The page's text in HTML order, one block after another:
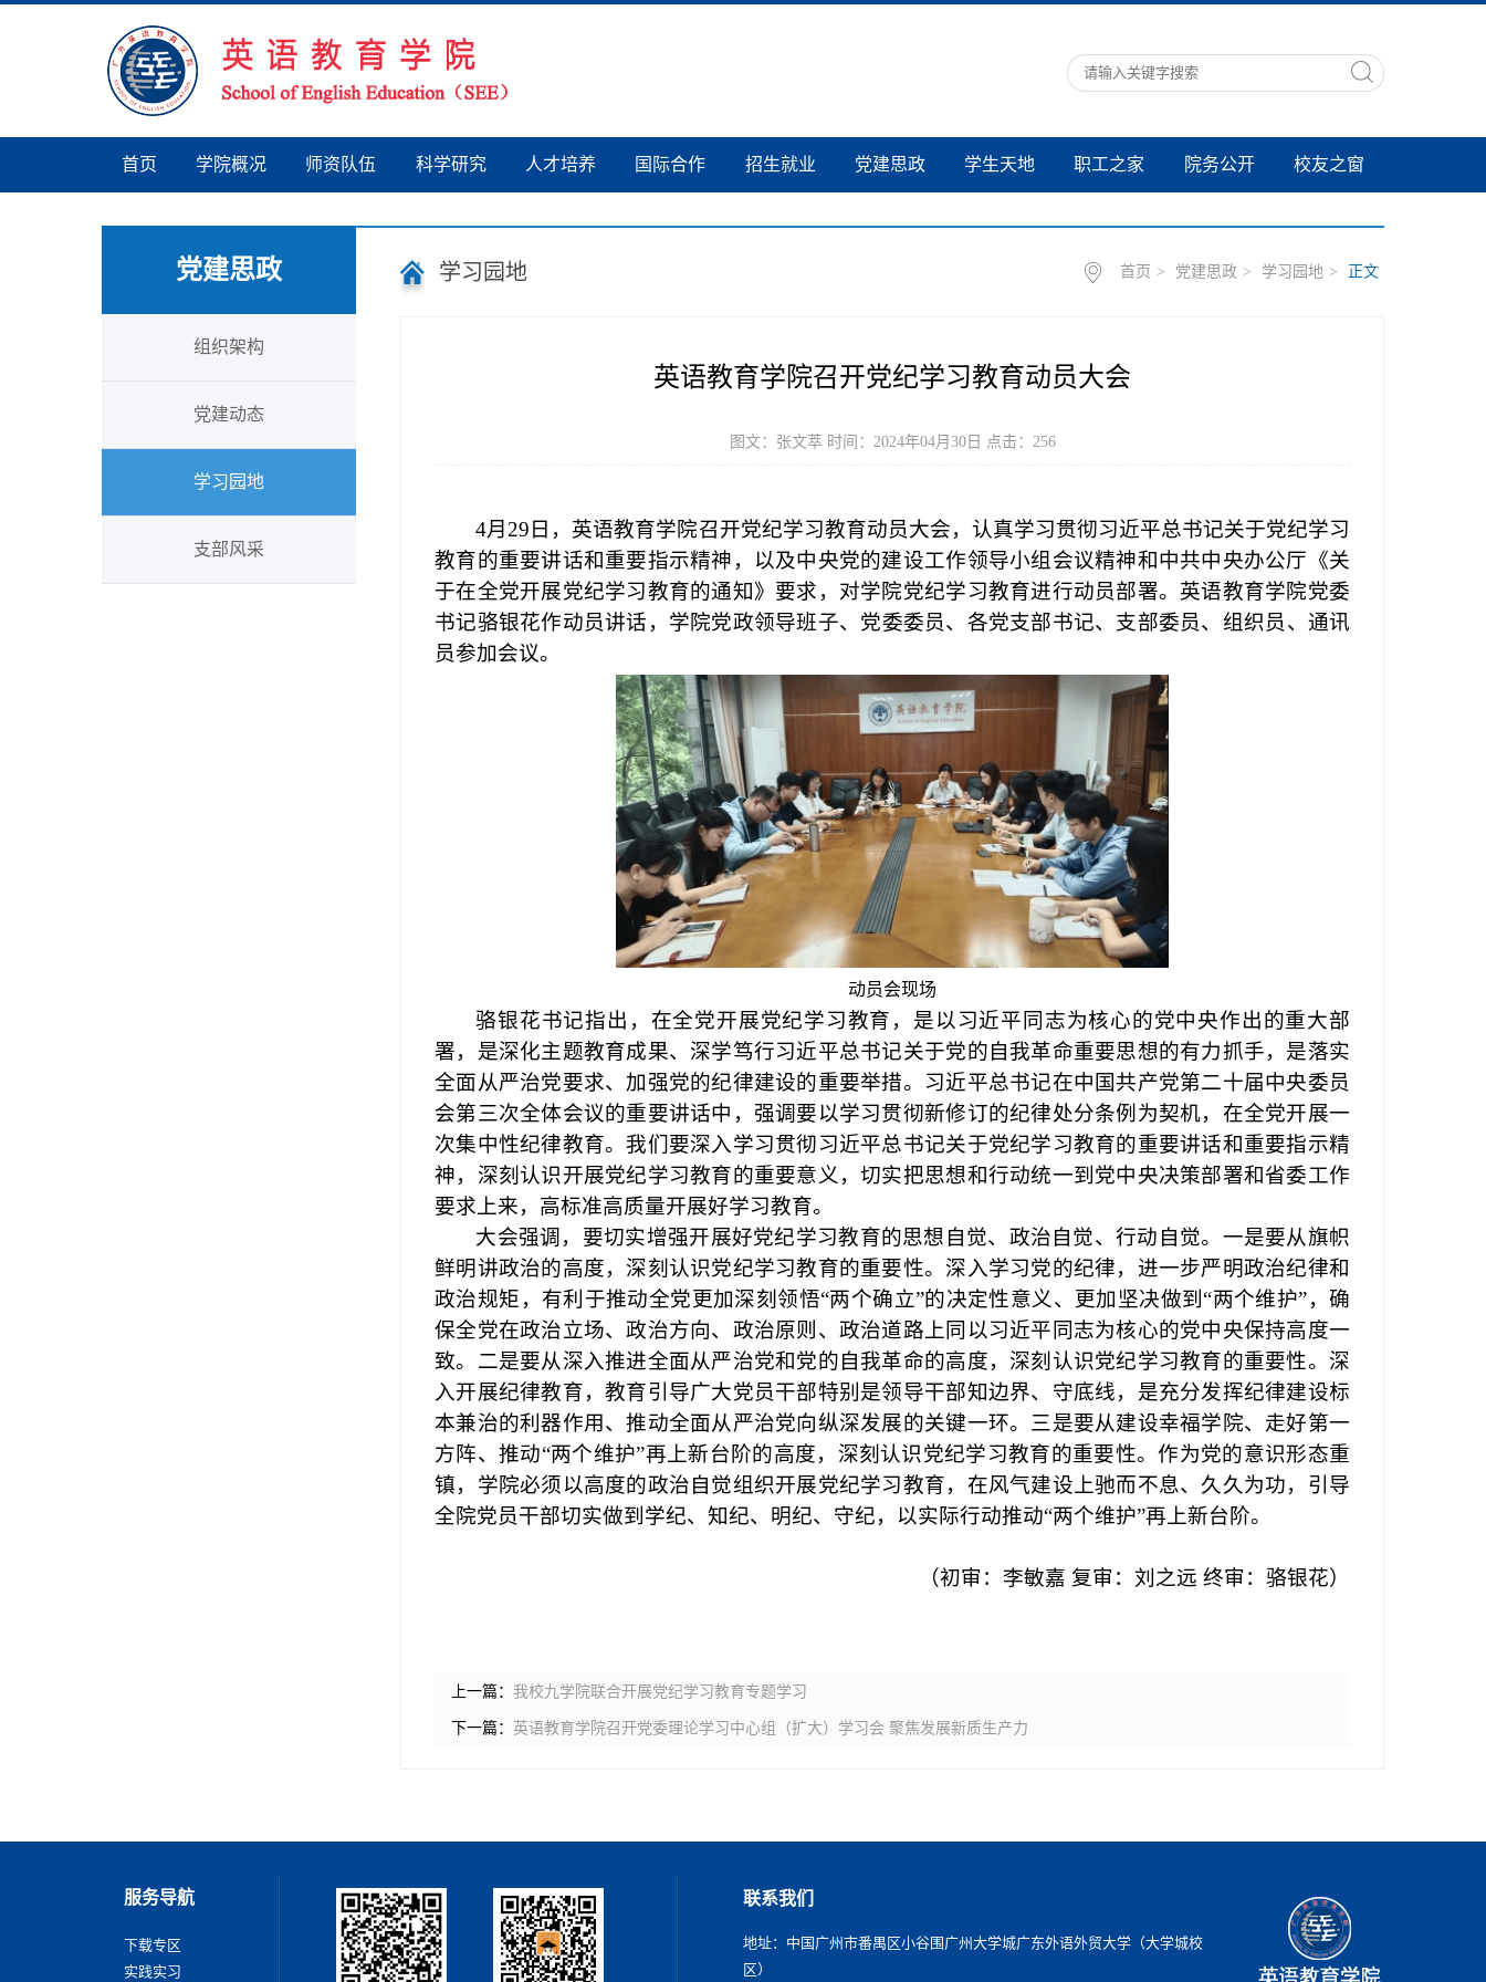
首页 学院概况 师资队伍 科学研究 人才培养 国际合作 招生就业 党建思政 学生天地 职工之家 院务公开 校友之窗
党建思政
组织架构
党建动态
学习园地
支部风采
学习园地 首页 > 党建思政 > 学习园地 > 正文
英语教育学院召开党纪学习教育动员大会
图文：张文萃 时间：2024年04月30日 点击： 256
4月29日，英语教育学院召开党纪学习教育动员大会，认真学习贯彻习近平总书记关于党纪学习
教育的重要讲话和重要指示精神，以及中央党的建设工作领导小组会议精神和中共中央办公厅《关
于在全党开展党纪学习教育的通知》要求，对学院党纪学习教育进行动员部署。英语教育学院党委
书记骆银花作动员讲话，学院党政领导班子、 党委委员、 各党支部书记、 支部委员、 组织员、通讯
员参加会议。
动员会现场
骆银花书记指出，在全党开展党纪学习教育，是以习近平同志为核心的党中央作出的重大部
署，是深化主题教育成果、深学笃行习近平总书记关于党的自我革命重要思想的有力抓手，是落实
全面从严治党要求、加强党的纪律建设的重要举措。习近平总书记在中国共产党第二十届中央委员
会第三次全体会议的重要讲话中，强调要以学习贯彻新修订的纪律处分条例为契机，在全党开展一
次集中性纪律教育。我们要深入学习贯彻习近平总书记关于党纪学习教育的重要讲话和重要指示精
神，深刻认识开展党纪学习教育的重要意义，切实把思想和行动统一到党中央决策部署和省委工作
要求上来，高标准高质量开展好学习教育。
大会强调，要切实增强开展好党纪学习教育的思想自觉、政治自觉、行动自觉。一是要从旗帜
鲜明讲政治的高度，深刻认识党纪学习教育的重要性。深入学习党的纪律，进一步严明政治纪律和
政治规矩，有利于推动全党更加深刻领悟“两个确立”的决定性意义、更加坚决做到“两个维护”，确
保全党在政治立场、政治方向、政治原则、政治道路上同以习近平同志为核心的党中央保持高度一
致。二是要从深入推进全面从严治党和党的自我革命的高度，深刻认识党纪学习教育的重要性。深
入开展纪律教育，教育引导广大党员干部特别是领导干部知边界、守底线，是充分发挥纪律建设标
本兼治的利器作用、推动全面从严治党向纵深发展的关键一环。三是要从建设幸福学院、走好第一
方阵、推动“两个维护”再上新台阶的高度，深刻认识党纪学习教育的重要性。作为党的意识形态重
镇，学院必须以高度的政治自觉组织开展党纪学习教育，在风气建设上驰而不息、久久为功，引导
全院党员干部切实做到学纪、知纪、明纪、守纪，以实际行动推动“两个维护”再上新台阶。
（初审：李敏嘉 复审：刘之远 终审：骆银花）
上一篇： 我校九学院联合开展党纪学习教育专题学习
下一篇： 英语教育学院召开党委理论学习中心组（扩大）学习会 聚焦发展新质生产力
服务导航
下载专区
实践实习
联系我们
地址：中国广州市番禺区小谷围广州大学城广东外语外贸大学（大学城校
区）